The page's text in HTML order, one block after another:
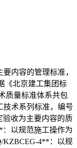
内容的管理标准，
《北京建工集团标
质量标准体系共包
技术系列标准，编号
收为主要内容的质
以规范施工操作为
KZBCEG-4**：以规